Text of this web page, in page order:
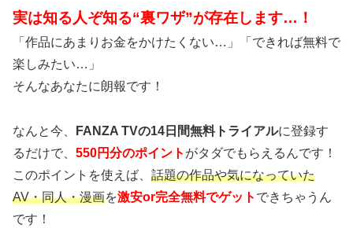
実は知る人ぞ知る“裏ワザ”が存在します…！
「作品にあまりお金をかけたくない…」「できれば無料で
楽しみたい…」
そんなあなたに朗報です！
なんと今、 FANZA TVの14日間無料トライアルに登録す
るだけで、 550円分のポイント がタダでもらえるんです！
このポイントを使えば、 話題の作品や気になっていた
AV・同人・漫画を激安or完全無料でゲット できちゃうん
です！